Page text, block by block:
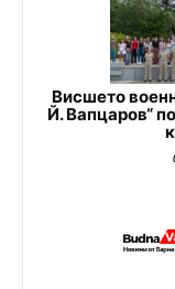
Висшето
Й. Вапцаров“